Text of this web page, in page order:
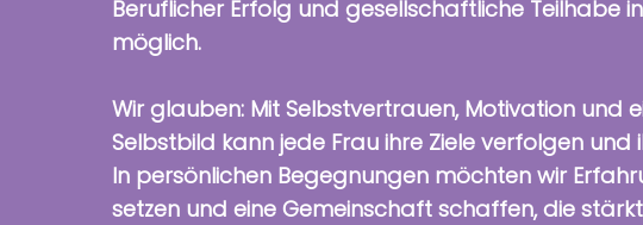
Beruflicher Erfolg und gesellschaftliche Teilhabe
möglich.
Wir glauben: Mit Selbstvertrauen, Motivation und
Selbstbild kann jede Frau ihre Ziele verfolgen und
In persönlichen Begegnungen möchten wir
setzen und eine Gemeinschaft schaffen, die